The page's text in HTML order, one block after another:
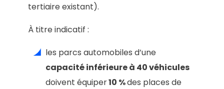
tertiaire existant).
À titre indicatif :
les parcs automobiles d’une
capacité inférieure à 40 véhicules
doivent équiper10 %des places de